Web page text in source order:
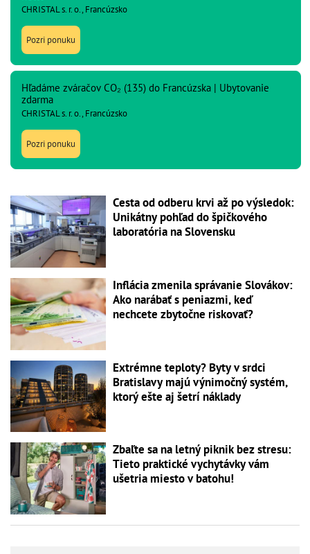
CHRISTAL s. r. o., Francúzsko
Pozri ponuku
Hľadáme zváračov CO₂ (135) do Francúzska | Ubytovanie
zdarma
CHRISTAL s. r. o., Francúzsko
Pozri ponuku
Cesta od odberu krvi až po výsledok:
Unikátny pohľad do špičkového
laboratória na Slovensku
Inflácia zmenila správanie Slovákov:
Ako narábať s peniazmi, keď
nechcete zbytočne riskovať?
Extrémne teploty? Byty v srdci
Bratislavy majú výnimočný systém,
ktorý ešte aj šetrí náklady
Zbaľte sa na letný piknik bez stresu:
Tieto praktické vychytávky vám
ušetria miesto v batohu!